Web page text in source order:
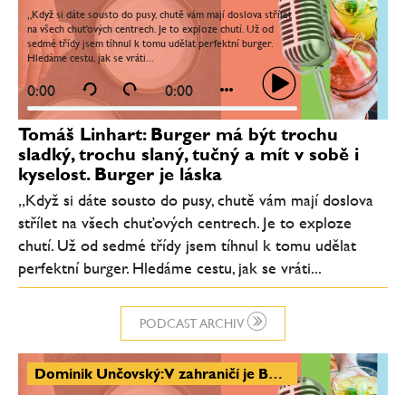
PODCAST ARCHIV
„Když si dáte sousto do pusy, chutě vám mají doslova střílet
na všech chuťových centrech. Je to exploze chutí. Už od
sedmé třídy jsem tíhnul k tomu udělat perfektní burger.
Hledáme cestu, jak se vráti...
0:00 0:00
Tomáš Linhart: Burger má být trochu
sladký, trochu slaný, tučný a mít v sobě i
kyselost. Burger je láska
„Když si dáte sousto do pusy, chutě vám mají doslova
střílet na všech chuťových centrech. Je to exploze
chutí. Už od sedmé třídy jsem tíhnul k tomu udělat
perfektní burger. Hledáme cestu, jak se vráti...
Dominik Unčovský: V zahraničí je Bocuse d’Or jedna velká rodina, nikdo ti nechce uškodit. Nejtěžší moment byla sépie